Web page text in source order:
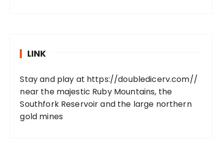
LINK
Stay and play at https://doubledicerv.com//
near the majestic Ruby Mountains, the
Southfork Reservoir and the large northern
gold mines